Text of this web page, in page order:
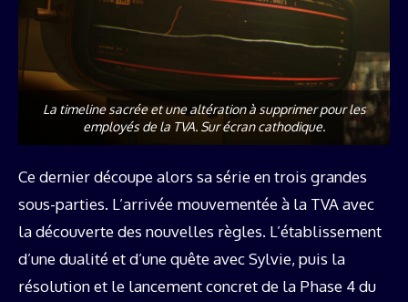
La timeline sacrée et une altération à supprimer pour les
employés de la TVA. Sur écran cathodique.
Ce dernier découpe alors sa série en trois grandes
sous-parties. L’arrivée mouvementée à la TVA avec
la découverte des nouvelles règles. L’établissement
d’une dualité et d’une quête avec Sylvie, puis la
résolution et le lancement concret de la Phase 4 du